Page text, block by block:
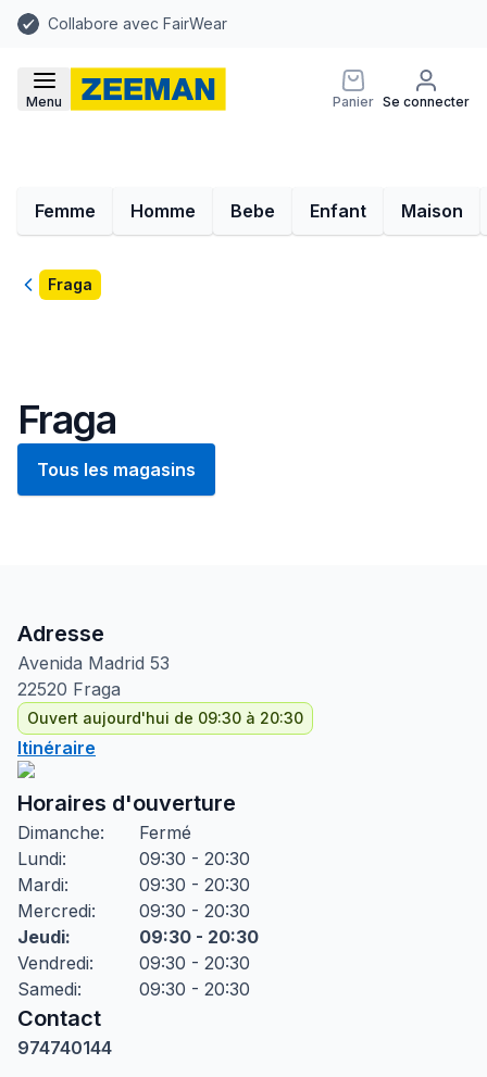
Collabore avec FairWear
Menu Panier Se connecter
Femme Homme Bebe Enfant Maison
RetourFraga
Fraga
Tous les magasins
Adresse
Avenida Madrid 53
22520 Fraga
Ouvert aujourd'hui de 09:30 à 20:30
Itinéraire
Horaires d'ouverture
Dimanche:
Fermé
Lundi:
09:30 - 20:30
Mardi:
09:30 - 20:30
Mercredi:
09:30 - 20:30
Jeudi:
09:30 - 20:30
Vendredi:
09:30 - 20:30
Samedi: 09:30 - 20:30
Contact
974740144